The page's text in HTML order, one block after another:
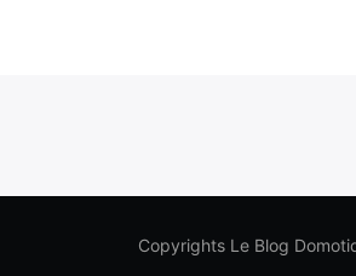
Copyrights Le Blog